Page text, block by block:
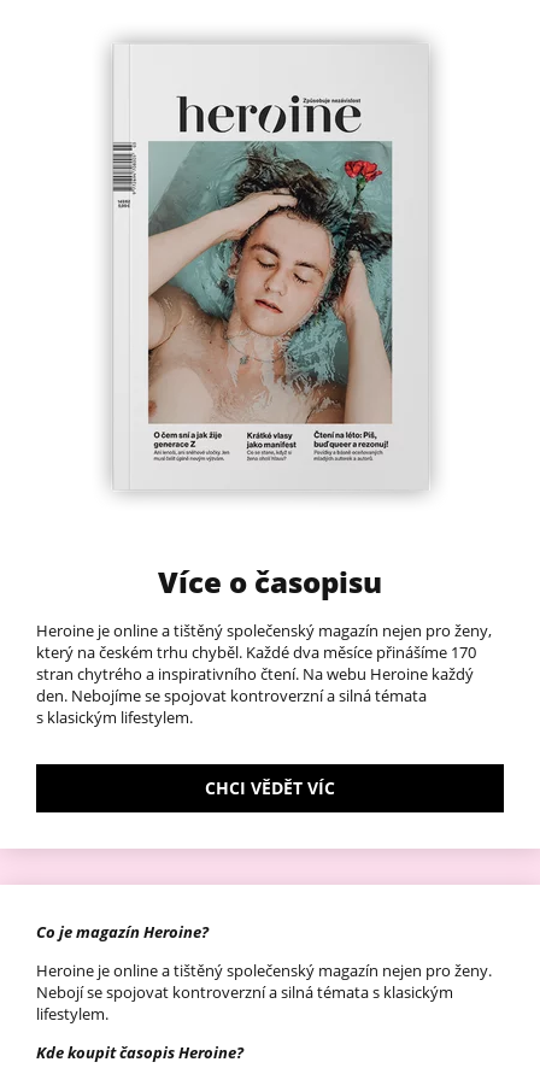
Více o časopisu
Heroine je online a tištěný společenský magazín nejen pro ženy,
který na českém trhu chyběl.​ Každé dva měsíce přinášíme 170
stran chytrého a inspirativního čtení. Na webu Heroine každý
den. Nebojíme se spojovat kontroverzní a silná témata
s klasickým lifestylem.​
CHCI VĚDĚT VÍC
Co je magazín Heroine?
Heroine je online a tištěný společenský magazín nejen pro ženy.
Nebojí se spojovat kontroverzní a silná témata s klasickým
lifestylem.
Kde koupit časopis Heroine?